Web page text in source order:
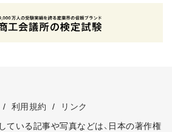
/ 利用規約 /
リンク
ている記事や写真などは、日本の著作権